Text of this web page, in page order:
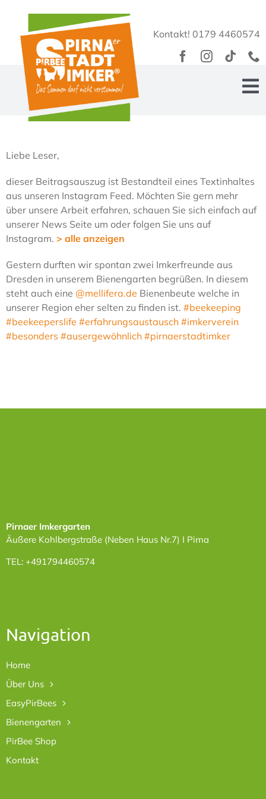
springen
Kontakt! 0179 4460574
EasyPirBees
Bienengarten
Kontakt
Liebe Leser,
dieser Beitragsauszug ist Bestandteil eines Textinhaltes
aus unseren Instagram Feed. Möchten Sie gern mehr
über unsere Arbeit erfahren, schauen Sie sich einfach auf
unserer News Seite um oder folgen Sie uns auf
Instagram. > alle anzeigen
Gestern durften wir spontan zwei Imkerfreunde aus
Dresden in unserem Bienengarten begrüßen. In diesem
steht auch eine @mellifera.de Bienenbeute welche in
unserer Region eher selten zu finden ist. #beekeeping
#beekeeperslife #erfahrungsaustausch #imkerverein
#besonders #ausergewöhnlich #pirnaerstadtimker
Pirnaer Imkergarten
Äußere Kohlbergstraße (Neben Haus Nr.7) I Pirna
TEL: +491794460574
Navigation
Home
Über Uns
EasyPirBees
Bienengarten
PirBee Shop
Kontakt